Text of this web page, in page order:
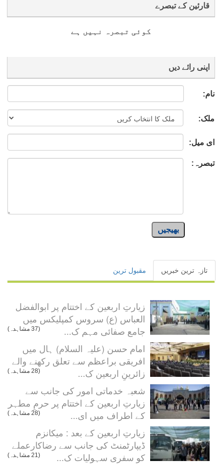
قارئین کے تبصرے
کوئی تبصرہ نہیں ہے
اپنی رائے دیں
نام:
ملک:
ای میل:
تبصرہ:
بھیجیں
تازہ ترین خبریں مقبول ترین
زیارتِ اربعین کے اختتام پر ابوالفضل
العباس (ع) سروس کمپلیکس میں
جامع صفائی مہم ک...
(37 مشاہدہ)
امام حسن (علیہ السلام) ہال میں
افریقی براعظم سے تعلق رکھنے والے
زائرینِ اربعین ک...
(28 مشاہدہ)
شعبہ خدماتی امور کی جانب سے
زیارتِ اربعین کے اختتام پر حرمِ مطہر
کے اطراف میں ای...
(28 مشاہدہ)
زیارتِ اربعین کے بعد : میکانزم
ڈیپارٹمنٹ کی جانب سے رضاکارعملے
کو سفری سہولیات ک...
(21 مشاہدہ)